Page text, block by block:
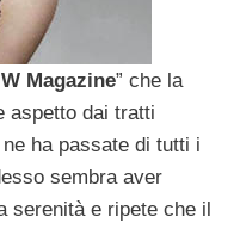
Magazine” che la
aspetto dai tratti
ne ha passate di tutti i
sembra aver
serenità e ripete che il